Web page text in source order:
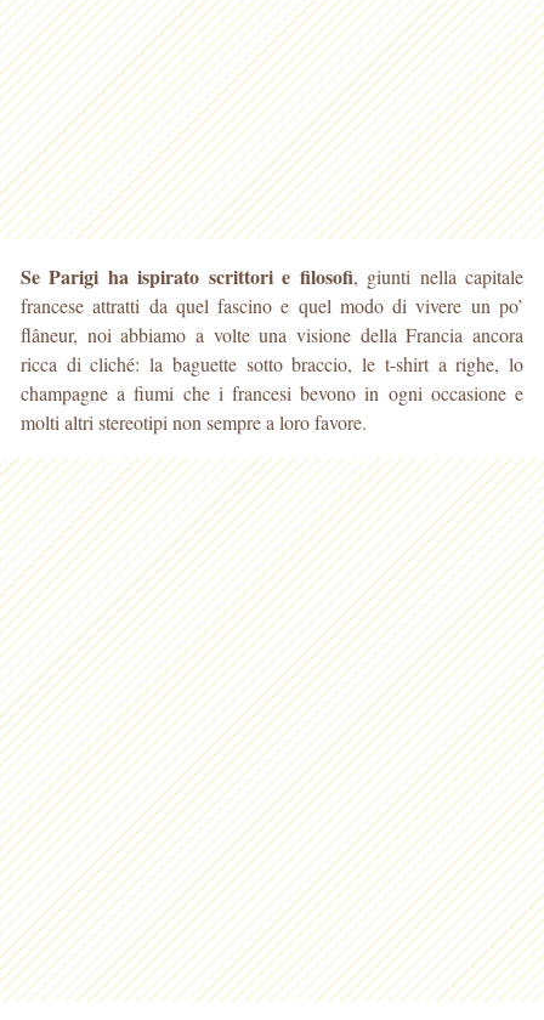
Se Parigi ha ispirato scrittori e filosofi, giunti nella capitale
francese attratti da quel fascino e quel modo di vivere un po’
flâneur, noi abbiamo a volte una visione della Francia ancora
ricca di cliché: la baguette sotto braccio, le t-shirt a righe, lo
champagne a fiumi che i francesi bevono in ogni occasione e
molti altri stereotipi non sempre a loro favore.